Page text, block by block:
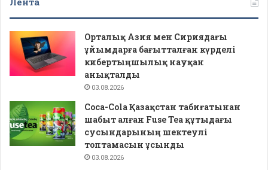
Орталық Азия мен Сириядағы
ұйымдарға бағытталған күрделі
кибертыңшылық науқан
анықталды
03.08.2026
Coca-Cola Қазақстан табиғатынан
шабыт алған Fuse Tea құтыдағы
сусындарының шектеулі
топтамасын ұсынды
03.08.2026